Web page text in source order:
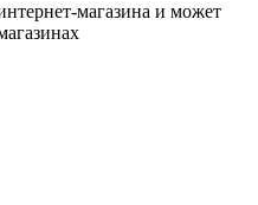
магазина и может